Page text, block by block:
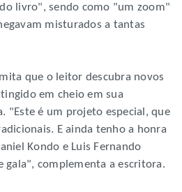
livro", sendo como "um zoom"
misturados a tantas
que o leitor descubra novos
em cheio em sua
"Este é um projeto especial, que
E ainda tenho a honra
Kondo e Luis Fernando
gala", complementa a escritora.